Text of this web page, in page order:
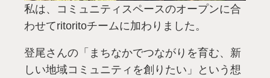
私は、コミュニティスペースのオープンに合
わせてritoritoチームに加わりました。
登尾さんの「まちなかでつながりを育む、新
しい地域コミュニティを創りたい」という想